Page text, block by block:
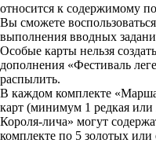
относится к содержимому
Вы сможете
выполнения вводных
Особые карты нельзя
дополнения «Фестиваль
распылить.
В каждом комплекте
карт (минимум 1 редкая
Короля-лича» могут
комплекте по 5 золотых